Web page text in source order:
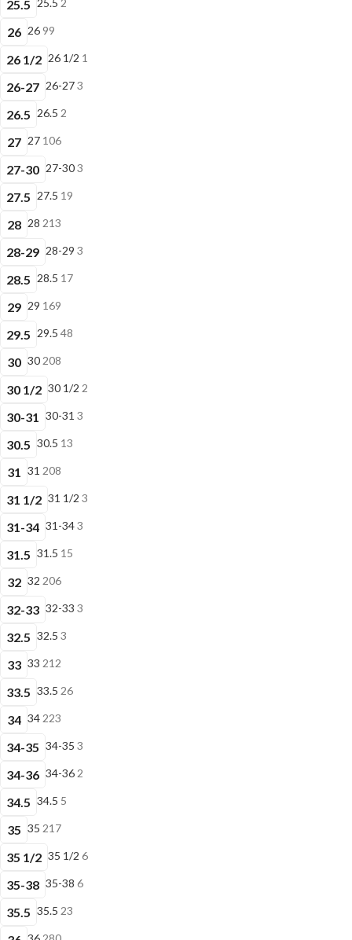
25.5 25.5 2
26 26 99
26 1/2 26 1/2 1
26-27 26-273
26.5 26.5 2
27 27 106
27-30 27-303
27.5 27.5 19
28 28 213
28-29 28-29 3
28.5 28.5 17
29 29 169
29.5 29.5 48
30 30 208
30 1/2 30 1/2 2
30-31 30-31 3
30.5 30.5 13
31 31 208
31 1/2 31 1/2 3
31-34 31-343
31.5 31.5 15
32 32 206
32-33 32-33 3
32.5 32.5 3
33 33 212
33.5 33.5 26
34 34 223
34-35 34-35 3
34-36 34-36 2
34.5 34.5 5
35 35 217
35 1/2 35 1/2 6
35-38 35-38 6
35.5 35.5 23